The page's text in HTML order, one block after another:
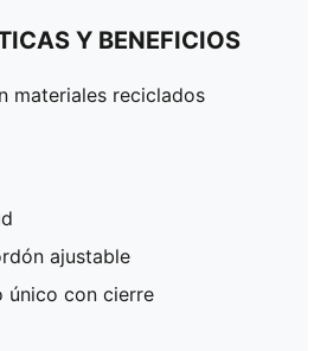
Y BENEFICIOS
materiales reciclados
ajustable
único con cierre